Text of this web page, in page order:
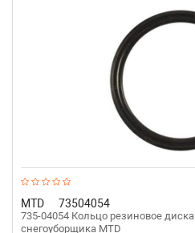
MTD 73504054
735-04054 Кольцо резиновое
снегоуборщика MTD